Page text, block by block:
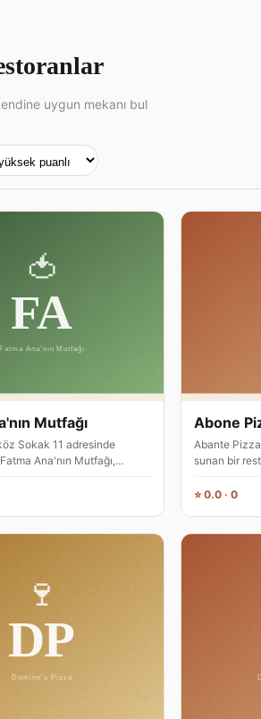
uygun mekanı bul
Mutfağı
Sokak 11 adresinde
Ana'nın Mutfağı,
odaklanmış bir resto…
Abone
Abante
sunan bir
çıkan
⭐ 0.0 · 0